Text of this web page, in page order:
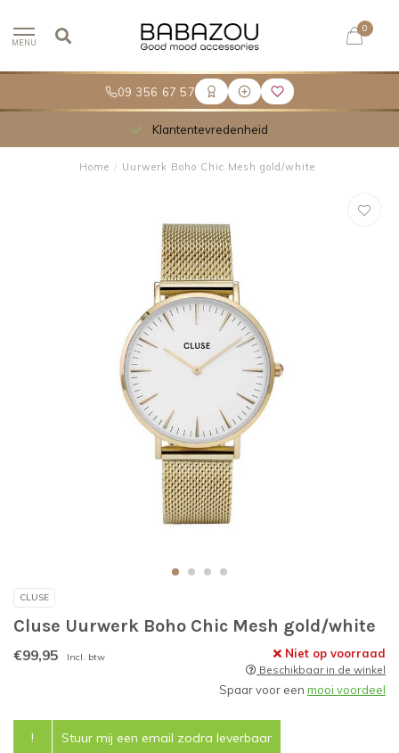
09 356 67 57
MENU
0
Klantentevredenheid
Home / Uurwerk Boho Chic Mesh gold/white
CLUSE
Cluse Uurwerk Boho Chic Mesh gold/white
€99,95 Incl. btw Niet op voorraad
Beschikbaar in de winkel
Spaar voor een mooi voordeel
! Stuur mij een email zodra leverbaar